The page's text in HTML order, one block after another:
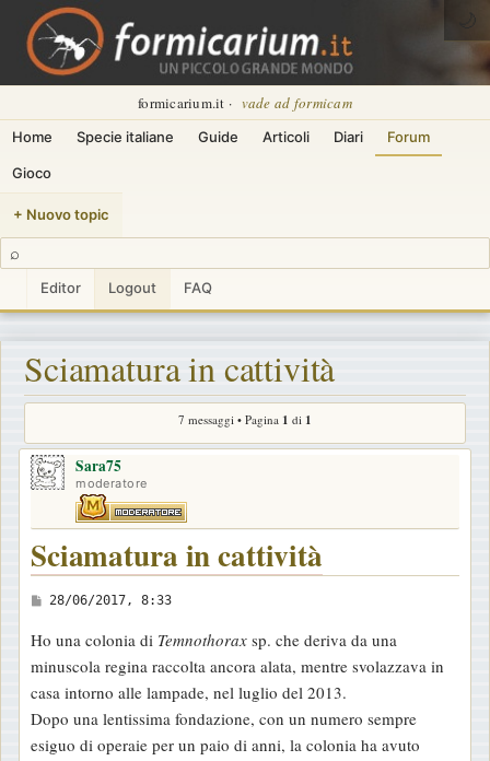
formicarium.it · vade ad formicam
Home Specie italiane Guide Articoli Diari Forum
Gioco
+ Nuovo topic
⌕
Editor Logout FAQ
🌙
Sciamatura in cattività
7 messaggi • Pagina 1 di 1
Sara75
moderatore
Sciamatura in cattività
M
s
s
a
g
g
28/06/2017, 8:33
Ho una colonia di Temnothorax sp. che deriva da una
minuscola regina raccolta ancora alata, mentre svolazzava in
casa intorno alle lampade, nel luglio del 2013.
Dopo una lentissima fondazione, con un numero sempre
esiguo di operaie per un paio di anni, la colonia ha avuto